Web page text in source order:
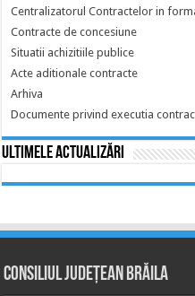
Centralizatorul Contractelor in
Contracte de concesiune
Situatii achizitiile publice
Acte aditionale contracte
Arhiva
Documente privind executia
Ultimele actualizări
Consiliul Județean Brăila